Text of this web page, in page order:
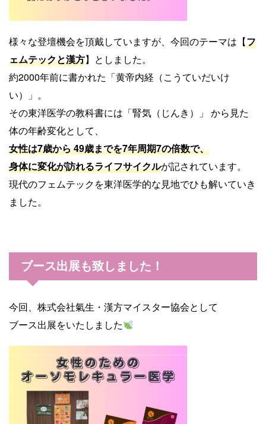
様々な登壇機会を頂戴していますが、今回のテーマは【フ
ェムテックと漢方】としました。
約2000年前に書かれた「黄帝内経（こうていだいけ
い）」。
その東洋医学の教科書には「腎気（じんき）」 から見た
体の年齢変化として、
女性は7歳から 49歳までを7年周期7の倍数で、
身体に変化が訪れるライフサイクルが記されています。
現代のフェムテックを東洋医学的な見地でひも解いていき
ました。
ブース出展も致しました！
今回、株式会社氣生・漢方マイスター協会として
ブース出展をいたしました